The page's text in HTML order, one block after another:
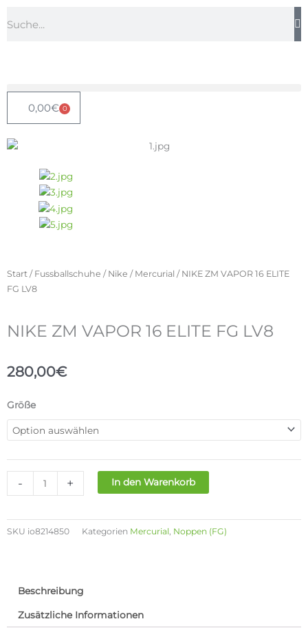
Inhalt
0,00€ 0
Warenkorb
Start / Fussballschuhe / Nike / Mercurial / NIKE ZM VAPOR 16 ELITE
FG LV8
NIKE ZM VAPOR 16 ELITE FG LV8
280,00€
Größe
-
NIKE
ZM
VAPOR
ELITE
LV8
+ In den Warenkorb
SKU io8214850 Kategorien Mercurial, Noppen (FG)
Beschreibung
Zusätzliche Informationen